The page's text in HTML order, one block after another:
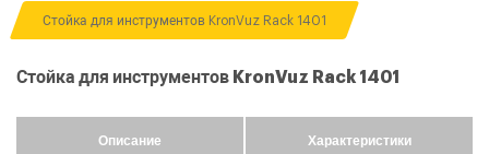
Стойка для инструментов KronVuz Rack 1401
Стойка для инструментов KronVuz Rack 1401
Описание Характеристики